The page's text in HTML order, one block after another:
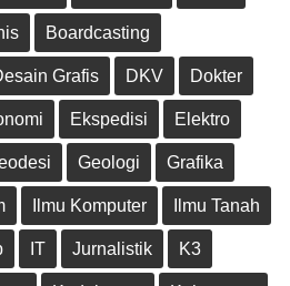
Boardcasting
Grafis DKV Dokter
Ekspedisi Elektro
Geologi Grafika
Ilmu Komputer Ilmu Tanah
IT Jurnalistik K3